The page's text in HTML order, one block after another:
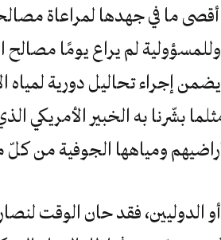
ما في جهدها لمراعاة
لم يراع يومًا مصالح
إجراء تحاليل دورية لمياه
بشّرنا به الخبير الأمريكي
ومياهها الجوفية من
الدوليين، فقد حان الوقت